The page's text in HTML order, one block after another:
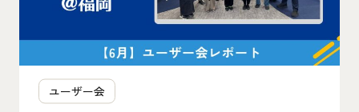
ユーザー会